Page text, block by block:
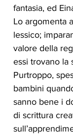
fantasia, ed
Lo argomenta
lessico;
valore della
essi trovano la
Purtroppo,
bambini
sanno bene i
di scrittura